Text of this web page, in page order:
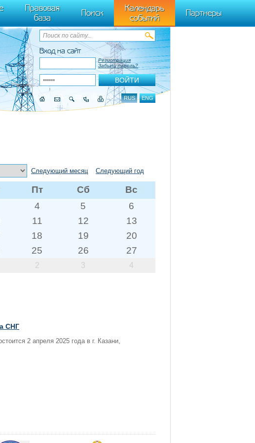
(window,
});
Правовая
база
Поиск
Календарь
событий
Партнеры
Вход на сайт
Регистрация
Забыли пароль?
RUS ENG
Следующий месяц Следующий год
Пт Сб Вс
4 5
6
11 12
13
18 19
20
25 26
27
2 3 4
СНГ
2 апреля 2025 года в г. Казани,